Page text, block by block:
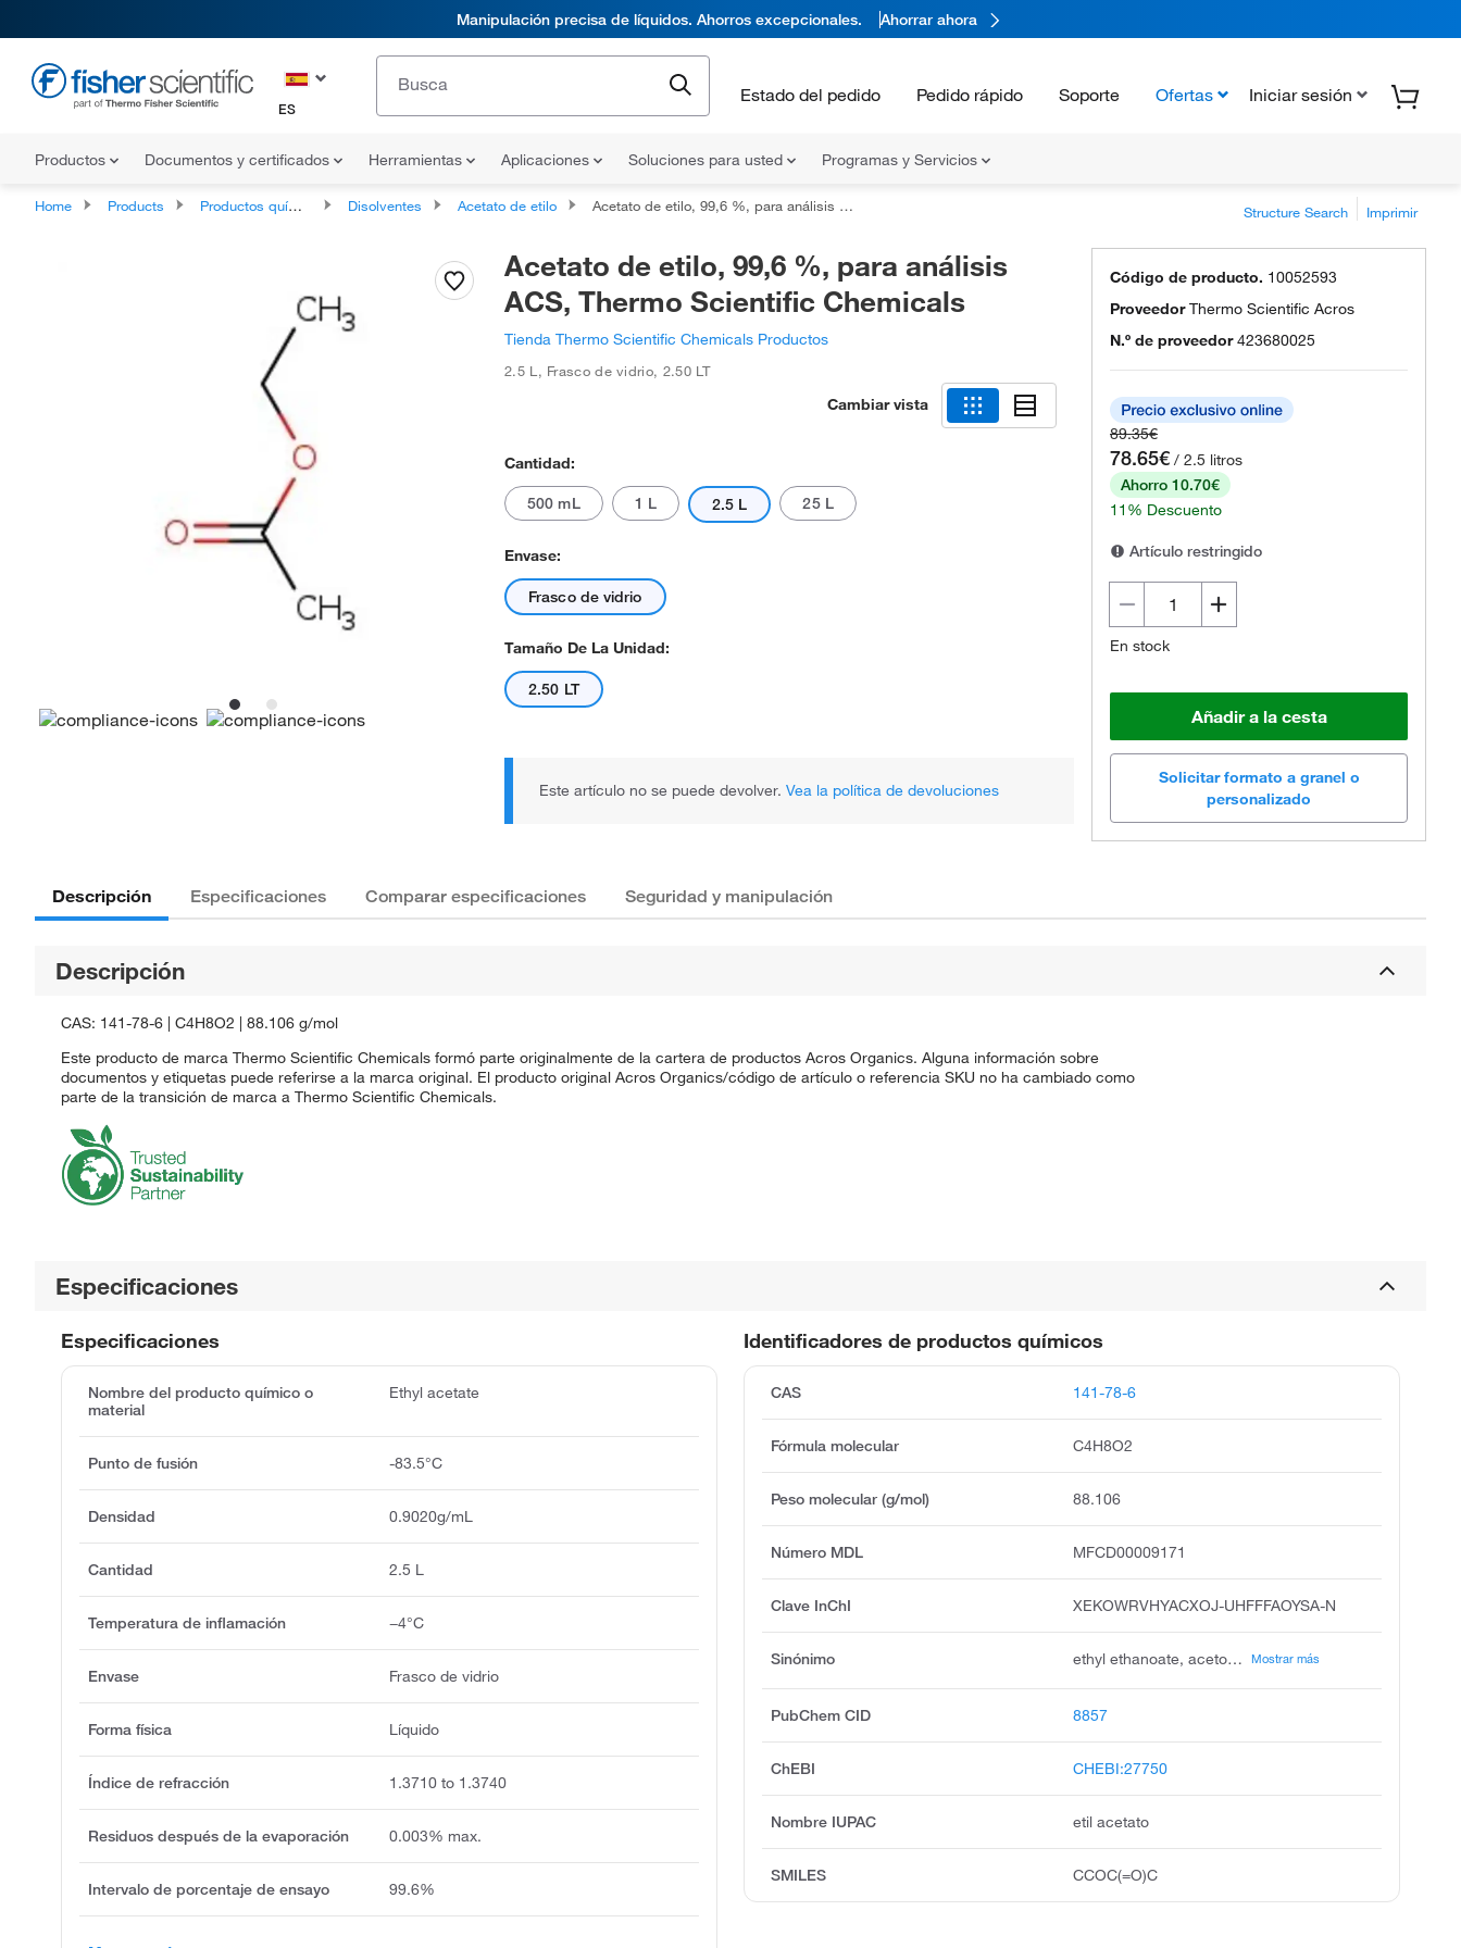
Manipulación precisa de líquidos. Ahorros excepcionales. Ahorrar ahora
ES
Estado del pedido Pedido rápido Soporte Ofertas Iniciar sesión
Productos Documentos y certificados Herramientas Aplicaciones Soluciones para usted Programas y Servicios
Home Products Productos químicos Disolventes Acetato de etilo Acetato de etilo, 99,6 %, para análisis ACS, Thermo Scientific Chemicals Structure Search Imprimir
Acetato de etilo, 99,6 %, para análisis
ACS, Thermo Scientific Chemicals
Tienda Thermo Scientific Chemicals Productos
2.5 L , Frasco de vidrio, 2.50 LT
Cambiar vista
Cantidad:
500 mL 1 L 2.5 L 25 L
Envase:
Frasco de vidrio
Tamaño De La Unidad:
2.50 LT
Este artículo no se puede devolver. Vea la política de devoluciones
Código de producto. 10052593
ProveedorThermo Scientific Acros
N.º de proveedor 423680025
89.35€
78.65€ / 2.5 litros
Ahorro 10.70€
11% Descuento
Artículo restringido
En stock
Añadir a la cesta
Solicitar formato a granel o
personalizado
Descripción Especificaciones Comparar especificaciones Seguridad y manipulación
Descripción
CAS: 141-78-6 | C4H8O2 | 88.106 g/mol
Este producto de marca Thermo Scientific Chemicals formó parte originalmente de la cartera de productos Acros Organics. Alguna información sobre
documentos y etiquetas puede referirse a la marca original. El producto original Acros Organics/código de artículo o referencia SKU no ha cambiado como
parte de la transición de marca a Thermo Scientific Chemicals.
Especificaciones
Identificadores de productos químicos
CAS 141-78-6
Fórmula molecular C4H8O2
Peso molecular (g/mol) 88.106
Número MDL MFCD00009171
Clave InChI XEKOWRVHYACXOJ-UHFFFAOYSA-N
Sinónimo ethyl ethanoate, acetoxyethane, acetic acid ethyl ester, acetic ether, ethyl acetic ester, vinegar naphtha, acetic acid, ethyl ester, ethylacetate, acetidin, acetic ester Mostrar más
PubChem CID 8857
ChEBI CHEBI:27750
Nombre IUPAC etil acetato
SMILES CCOC(=O)C
Especificaciones
Nombre del producto químico o
material
Ethyl acetate
Punto de fusión -83.5°C
Densidad 0.9020g/mL
Cantidad 2.5 L
Temperatura de inflamación −4°C
Envase Frasco de vidrio
Forma física Líquido
Índice de refracción 1.3710 to 1.3740
Residuos después de la evaporación 0.003% max.
Intervalo de porcentaje de ensayo 99.6%